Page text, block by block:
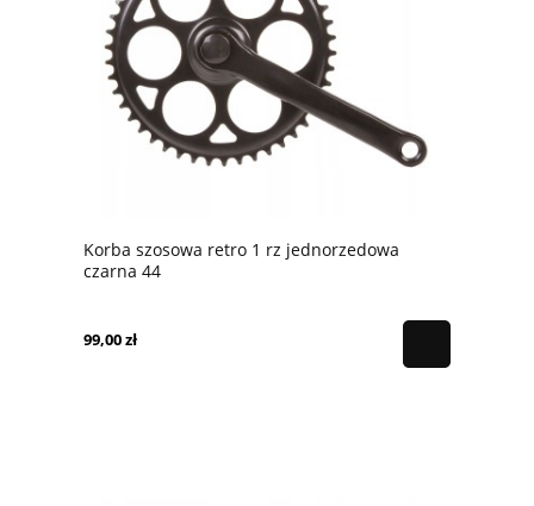
Korba szosowa retro 1 rz jednorzedowa
czarna 44
99,00 zł